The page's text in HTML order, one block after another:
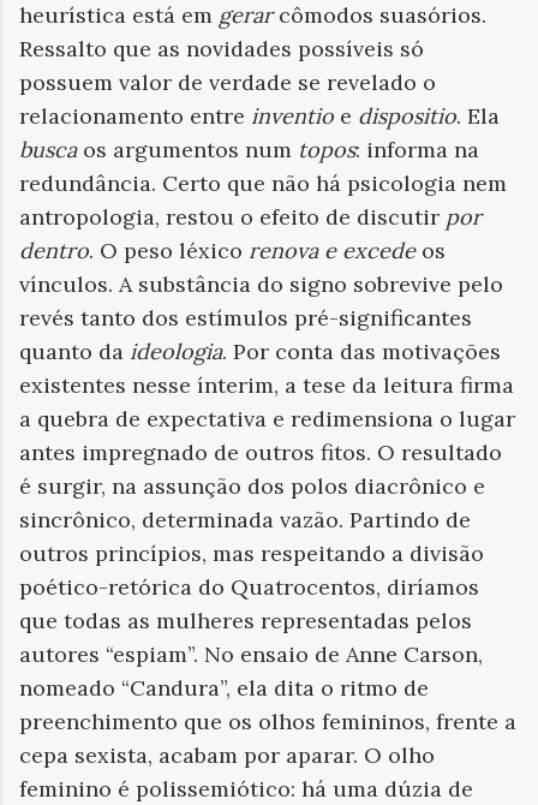
heurística está em gerarcômodos suasórios.
Ressalto que as novidades possíveis só
possuem valor de verdade se revelado o
relacionamento entre inventio e dispositio. Ela
buscaos argumentos num topos: informa na
redundância. Certo que não há psicologia nem
antropologia, restou o efeito de discutir por
dentro. O peso léxico renova e excedeos
vínculos. A substância do signo sobrevive pelo
revés tanto dos estímulos pré-significantes
quanto da ideologia. Por conta das motivações
existentes nesse ínterim, a tese da leitura firma
a quebra de expectativa e redimensiona o lugar
antes impregnado de outros fitos. O resultado
é surgir, na assunção dos polos diacrônico e
sincrônico, determinada vazão. Partindo de
outros princípios, mas respeitando a divisão
poético-retórica do Quatrocentos, diríamos
que todas as mulheres representadas pelos
autores “espiam”. No ensaio de Anne Carson,
nomeado “Candura”, ela dita o ritmo de
preenchimento que os olhos femininos, frente a
cepa sexista, acabam por aparar. O olho
feminino é polissemiótico: há uma dúzia de